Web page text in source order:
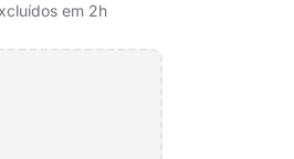
em 2h